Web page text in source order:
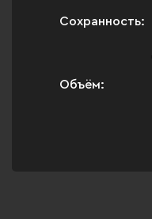
Сохранность:
Объём: